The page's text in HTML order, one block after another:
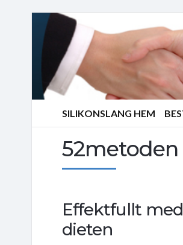
SILIKONSLANG HEM
Effektfullt
dieten